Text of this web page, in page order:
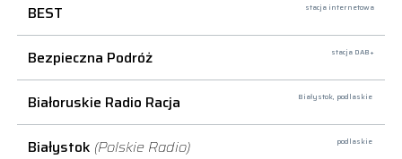
BEST stacja internetowa
Bezpieczna Podróż stacja DAB+
Białoruskie Radio Racja Białystok, podlaskie
Białystok (Polskie Radio) podlaskie